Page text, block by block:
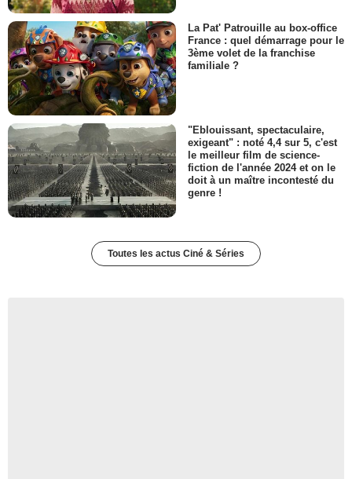
La Pat' Patrouille au box-office
France : quel démarrage pour le
3ème volet de la franchise
familiale ?
"Eblouissant, spectaculaire,
exigeant" : noté 4,4 sur 5, c'est
le meilleur film de science-
fiction de l'année 2024 et on le
doit à un maître incontesté du
genre !
Toutes les actus Ciné & Séries